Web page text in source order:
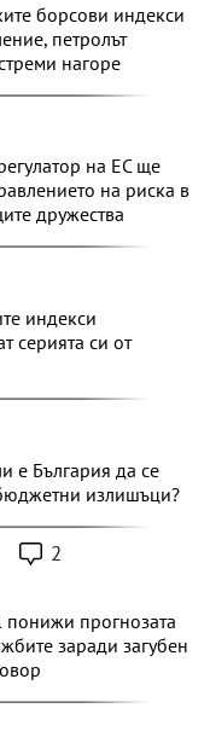
борсови индекси
петролът
нагоре
на ЕС ще
на риска в
дружества
индекси
серията си от
е България да се
излишъци?
2
прогнозата
заради загубен